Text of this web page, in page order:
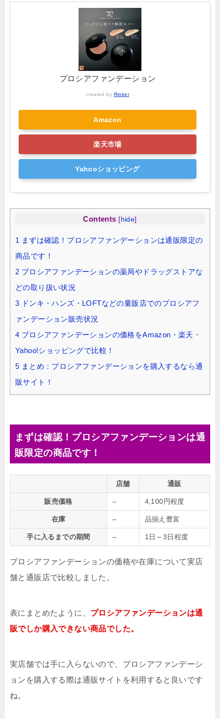
プロシアファンデーション
created by Rinker
Amazon
楽天市場
Yahooショッピング
Contents [ hide]
1 まずは確認！プロシアファンデーションは通販限定の
商品です！
2 プロシアファンデーションの薬局やドラッグストアな
どの取り扱い状況
3 ドンキ・ハンズ・LOFTなどの量販店でのプロシアフ
ァンデーション販売状況
4 プロシアファンデーションの価格をAmazon・楽天・
Yahoo!ショッピングで比較！
5 まとめ：プロシアファンデーションを購入するなら通
販サイト！
まずは確認！プロシアファンデーションは通
販限定の商品です！
店舗 通販
販売価格 – 4,100円程度
在庫 – 品揃え豊富
手に入るまでの期間 – 1日～3日程度
プロシアファンデーションの価格や在庫について実店
舗と通販店で比較しました。
表にまとめたように、 プロシアファンデーションは通
販でしか購入できない商品でした。
実店舗では手に入らないので、プロシアファンデーシ
ョンを購入する際は通販サイトを利用すると良いです
ね。